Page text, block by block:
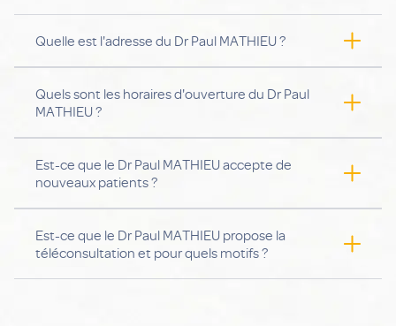
Quelle est l'adresse du Dr Paul MATHIEU ?
Jaurès, 54500 Vandœuvre-lès-Nancy
Quels sont les horaires d'ouverture du Dr Paul
MATHIEU ?
Lundi : 08h30 - 17h00
Mardi : 08h30 - 17h00
Jeudi : 08h30 - 17h00
Vendredi : 08h30 - 16h00
Est-ce que le Dr Paul MATHIEU accepte de
nouveaux patients ?
Est-ce que le Dr Paul MATHIEU propose la
téléconsultation et pour quels motifs ?